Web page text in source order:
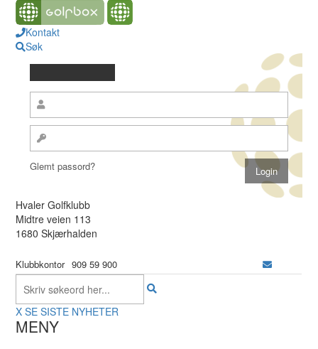
Kontakt
Søk
Glemt passord?
Hvaler Golfklubb
Midtre veien 113
1680 Skjærhalden
Klubbkontor 909 59 900
X SE SISTE NYHETER
MENY